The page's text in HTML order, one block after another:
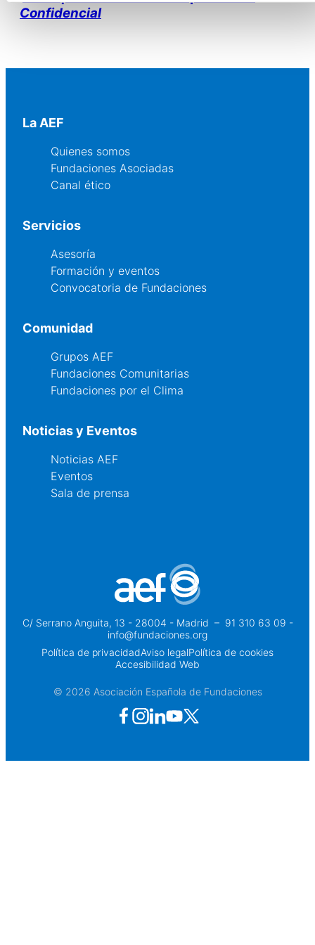
Confidencial
La AEF
Quienes somos
Fundaciones Asociadas
Canal ético
Servicios
Asesoría
Formación y eventos
Convocatoria de Fundaciones
Comunidad
Grupos AEF
Fundaciones Comunitarias
Fundaciones por el Clima
Noticias y Eventos
Noticias AEF
Eventos
Sala de prensa
C/ Serrano Anguita, 13 - 28004 - Madrid – 91 310 63 09 -
info@fundaciones.org
Política de privacidadAviso legalPolítica de cookies
Accesibilidad Web
© 2026 Asociación Española de Fundaciones